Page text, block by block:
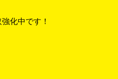
化中です！